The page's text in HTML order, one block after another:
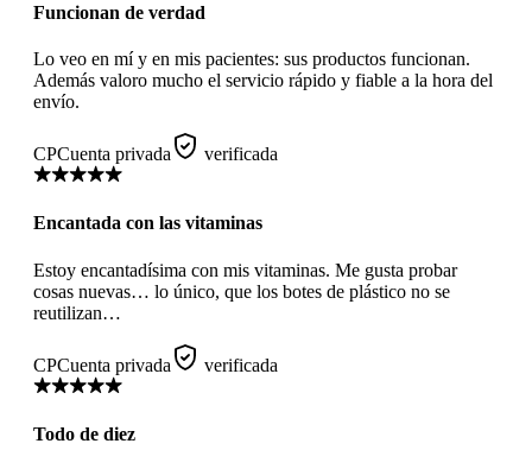
Funcionan de verdad
Lo veo en mí y en mis pacientes: sus productos funcionan.
Además valoro mucho el servicio rápido y fiable a la hora del
envío.
CPCuenta privada verificada
Encantada con las vitaminas
Estoy encantadísima con mis vitaminas. Me gusta probar
cosas nuevas… lo único, que los botes de plástico no se
reutilizan…
CPCuenta privada verificada
Todo de diez